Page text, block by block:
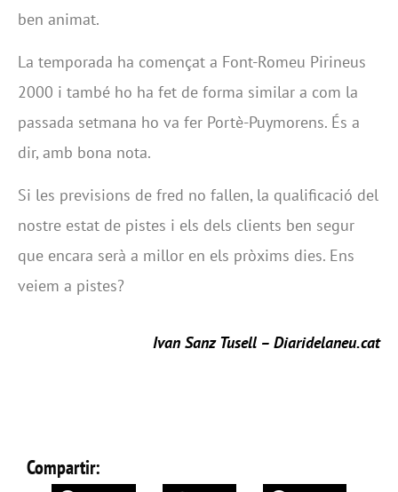
ben animat.
La temporada ha començat a Font-Romeu Pirineus
2000 i també ho ha fet de forma similar a com la
passada setmana ho va fer Portè-Puymorens. És a
dir, amb bona nota.
Si les previsions de fred no fallen, la qualificació del
nostre estat de pistes i els dels clients ben segur
que encara serà a millor en els pròxims dies. Ens
veiem a pistes?
Ivan Sanz Tusell – Diaridelaneu.cat
Compartir: